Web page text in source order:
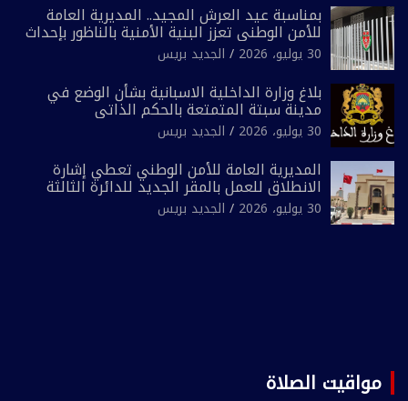
بمناسبة عيد العرش المجيد.. المديرية العامة
للأمن الوطني تعزز البنية الأمنية بالناظور بإحداث
فرقتين جديدتين
30 يوليو، 2026 الجديد بريس
بلاغ وزارة الداخلية الاسبانية بشأن الوضع في
مدينة سبتة المتمتعة بالحكم الذاتي
30 يوليو، 2026 الجديد بريس
المديرية العامة للأمن الوطني تعطي إشارة
الانطلاق للعمل بالمقر الجديد للدائرة الثالثة
للشرطة بولاية أمن العيون
30 يوليو، 2026 الجديد بريس
مواقيت الصلاة